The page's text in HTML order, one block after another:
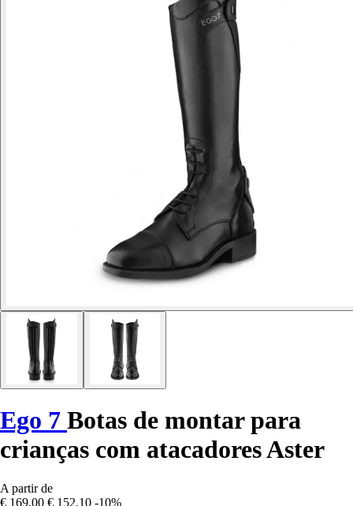
Ego 7 Botas de montar para
crianças com atacadores Aster
A partir de
€ 169,00 € 152,10 -10%